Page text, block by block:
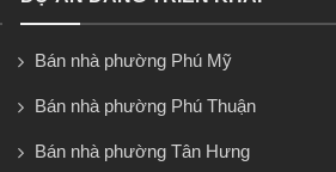
Bán nhà phường Phú Mỹ
Bán nhà phường Phú Thuận
Bán nhà phường Tân Hưng